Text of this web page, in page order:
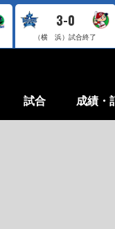
3-0
（横 浜）試合終了
試合 成績・